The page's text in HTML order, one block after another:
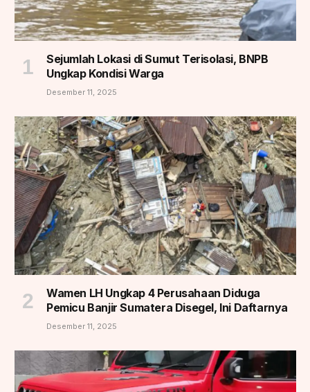
Sejumlah Lokasi di Sumut Terisolasi, BNPB
Ungkap Kondisi Warga
Desember 11, 2025
Wamen LH Ungkap 4 Perusahaan Diduga
Pemicu Banjir Sumatera Disegel, Ini Daftarnya
Desember 11, 2025